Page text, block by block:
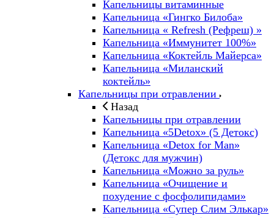
Капельницы витаминные
Капельница «Гингко Билоба»
Капельница « Refresh (Рефреш) »
Капельница «Иммунитет 100%»
Капельница «Коктейль Майерса»
Капельница «Миланский
коктейль»
Капельницы при отравлении
Назад
Капельницы при отравлении
Капельница «5Detox» (5 Детокс)
Капельница «Detox for Man»
(Детокс для мужчин)
Капельница «Можно за руль»
Капельница «Очищение и
похудение с фосфолипидами»
Капельница «Супер Слим Элькар»